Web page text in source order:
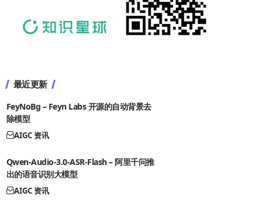
最近更新
FeyNoBg – Feyn Labs 开源的自动背景去
除模型
AIGC 资讯
Qwen-Audio-3.0-ASR-Flash – 阿里千问推
出的语音识别大模型
AIGC 资讯